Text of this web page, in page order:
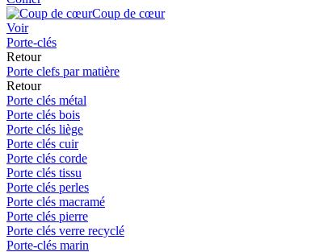
Coup de cœur
Voir
Porte-clés
Retour
Porte clefs par matière
Retour
Porte clés métal
Porte clés bois
Porte clés liège
Porte clés cuir
Porte clés corde
Porte clés tissu
Porte clés perles
Porte clés macramé
Porte clés pierre
Porte clés verre recyclé
Porte-clés marin